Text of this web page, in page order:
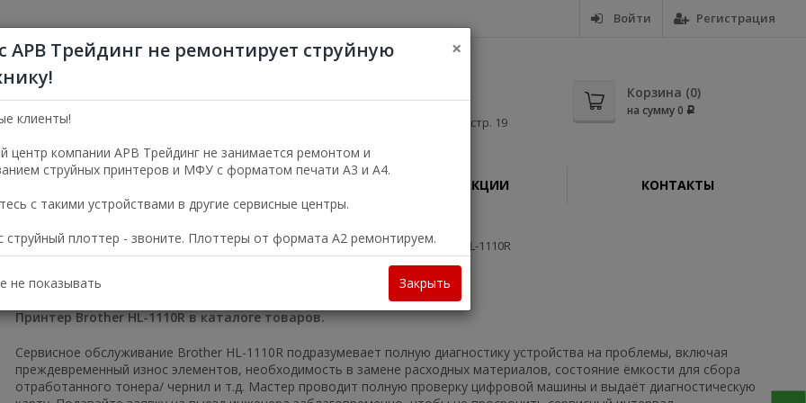
Войти Регистрация
Пн—Пт 9:00—18:00
г. Москва, ул. Электродная, д. 11, стр. 19
Корзина (0)
на сумму0 Р
АКЦИИ КОНТАКТЫ
Принтеры Лазерные черно-белые принтеры Принтер Brother HL-1110R
HL-1110R
Принтер Brother HL-1110R в каталоге товаров.
Сервисное обслуживание Brother HL-1110R подразумевает полную диагностику устройства на проблемы, включая
преждевременный износ элементов, необходимость в замене расходных материалов, состояние ёмкости для сбора
отработанного тонера/ чернил и т.д. Мастер проводит полную проверку цифровой машины и выдаёт диагностическую
АРВ Трейдинг не ремонтирует струйную
×
клиенты!
центр компании АРВ Трейдинг не занимается ремонтом и
струйных принтеров и МФУ с форматом печати А3 и А4.
с такими устройствами в другие сервисные центры.
струйный плоттер - звоните. Плоттеры от формата А2 ремонтируем.
не показывать Закрыть